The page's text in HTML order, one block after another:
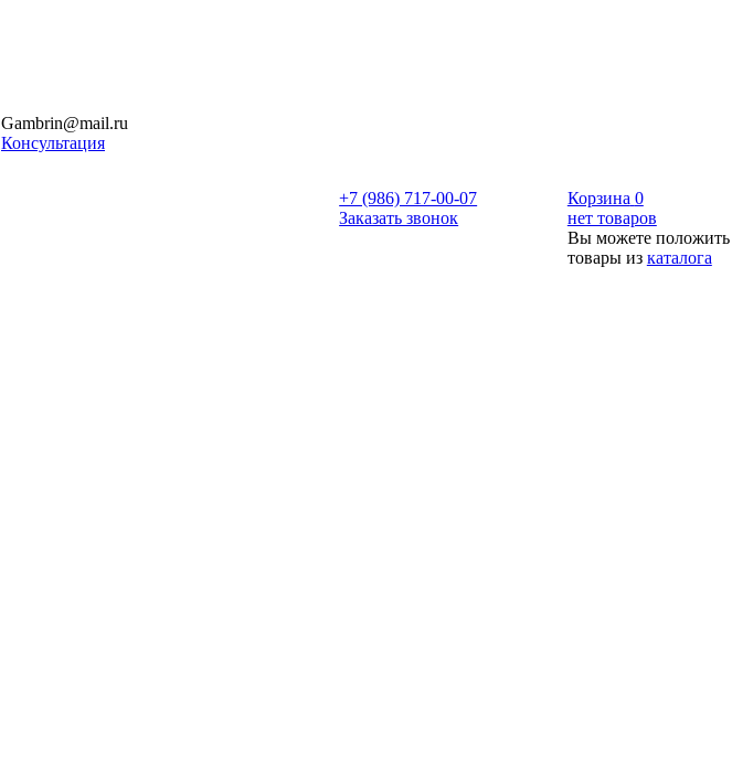
Gambrin@mail.ru
Консультация
+7 (986) 717-00-07
Заказать звонок
Корзина 0
нет товаров
Вы можете положить
товары из каталога